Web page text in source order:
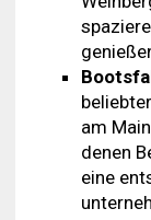
am
denen
eine